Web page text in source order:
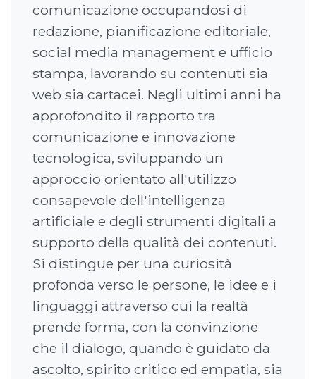
comunicazione occupandosi di
redazione, pianificazione editoriale,
social media management e ufficio
stampa, lavorando su contenuti sia
web sia cartacei. Negli ultimi anni ha
approfondito il rapporto tra
comunicazione e innovazione
tecnologica, sviluppando un
approccio orientato all'utilizzo
consapevole dell'intelligenza
artificiale e degli strumenti digitali a
supporto della qualità dei contenuti.
Si distingue per una curiosità
profonda verso le persone, le idee e i
linguaggi attraverso cui la realtà
prende forma, con la convinzione
che il dialogo, quando è guidato da
ascolto, spirito critico ed empatia, sia